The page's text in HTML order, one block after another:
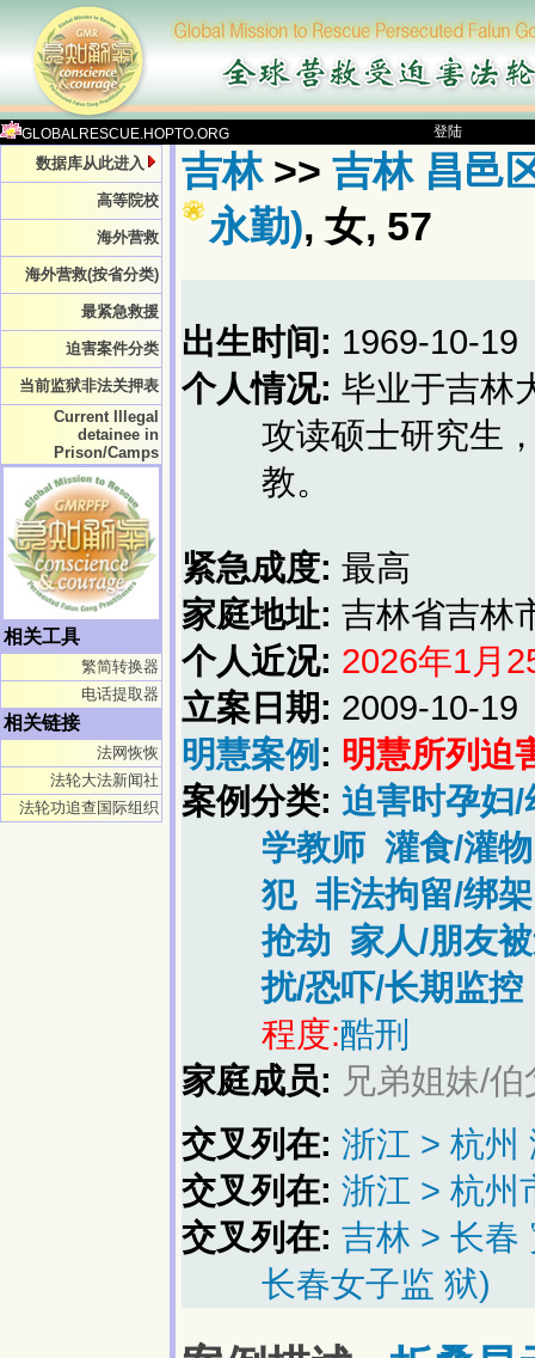
GLOBALRESCUE.HOPTO.ORG 登陆
数据库从此进入
高等院校
海外营救
海外营救(按省分类)
最紧急救援
迫害案件分类
当前监狱非法关押表
Current Illegal
detainee in
Prison/Camps
相关工具
繁简转换器
电话提取器
相关链接
法网恢恢
法轮大法新闻社
法轮功追查国际组织
吉林>> 吉林 昌邑
永勤), 女, 57
出生时间: 1969-10-19
个人情况: 毕业于吉林
攻读硕士研究生
教。
紧急成度: 最高
家庭地址: 吉林省吉林
个人近况: 2026年1月
立案日期: 2009-10-19
明慧案例 : 明慧所列迫
案例分类: 迫害时孕妇
学教师 灌食/灌物
犯 非法拘留/绑架
抢劫 家人/朋友
扰/恐吓/长期监控
程度:酷刑
家庭成员: 兄弟姐妹/
交叉列在: 浙江 > 杭州
交叉列在: 浙江 > 杭州
交叉列在: 吉林 > 长春
长春女子监 狱)